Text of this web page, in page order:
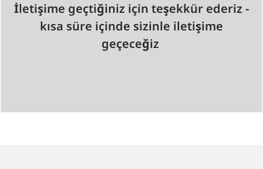
İletişime geçtiğiniz için teşekkür ederiz -
kısa süre içinde sizinle iletişime
geçeceğiz